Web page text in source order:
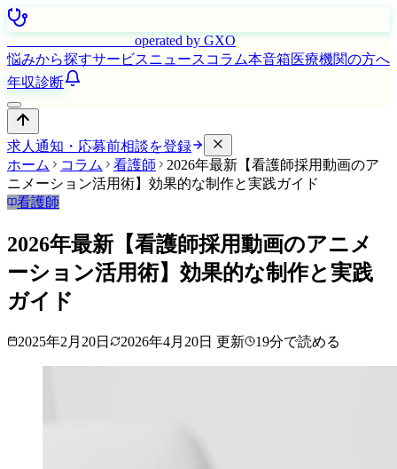
operated by GXO
悩みから探すサービスニュース コラム本音箱医療機関の方へ
年収診断
求人通知・応募前相談を登録
ホーム
コラム 看護師
2026年最新【看護師採用動画のア
ニメーション活用術】効果的な制作と実践ガイド
看護師
2026年最新【看護師採用動画のアニメ
ーション活用術】効果的な制作と実践
ガイド
2025年2月20日 2026年4月20日 更新 19分で読める